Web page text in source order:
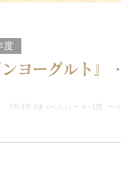
度
ヨーグルト』
様健やかにお過ご
は不覚にも熱中症